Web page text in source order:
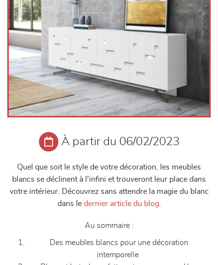
À partir du 06/02/2023
Quel que soit le style de votre décoration, les meubles
blancs se déclinent à l'infini et trouveront leur place dans
votre intérieur. Découvrez sans attendre la magie du blanc
dans le dernier article du blog.
Au sommaire :
Des meubles blancs pour une décoration
intemporelle